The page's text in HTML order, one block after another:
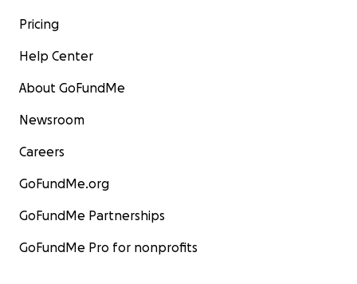
Pricing
Help Center
About GoFundMe
Newsroom
Careers
GoFundMe.org
GoFundMe Partnerships
GoFundMe Pro for nonprofits